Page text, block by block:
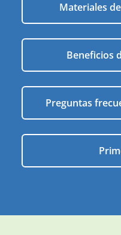
Materiales
Beneficios
Preguntas